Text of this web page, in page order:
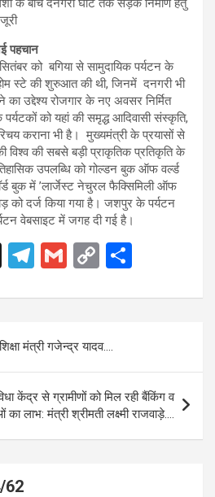
पहचान
को बगिया से सामुदायिक पर्यटन के
स्टे की शुरुआत की थी, जिनमें दनगरी भी
उद्देश्य रोजगार के नए अवसर निर्मित
को यहां की समृद्ध आदिवासी संस्कृति,
कराना भी है। मुख्यमंत्री के प्रयासों से
विश्व की सबसे बड़ी प्राकृतिक प्रतिकृति के
उपलब्धि को गोल्डन बुक ऑफ वर्ल्ड
बुक में ’लार्जेस्ट नेचुरल फैक्सिमिली ऑफ
को दर्ज किया गया है। जशपुर के पर्यटन
वेबसाइट में जगह दी गई है।
X
T
e
gr
a
m
G
ail
C
py
n
k
ar
मंत्री गजेन्द्र यादव….
केंद्र से ग्रामीणों को मिल रही बैंकिंग व
लाभ: मंत्री श्रीमती लक्ष्मी राजवाड़े….
62